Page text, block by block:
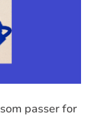
passer for